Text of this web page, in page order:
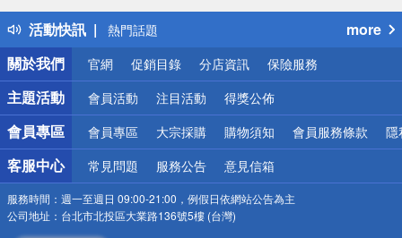
活動快訊
得獎公告
熱門話題
銀行優惠
偏遠地區配送
詐騙網頁！請小心！
more
關於我們
官網 促銷目錄 分店資訊 保險服務
主題活動 會員活動 注目活動 得獎公佈
會員專區 會員專區 大宗採購 購物須知 會員服務條款 隱
客服中心 常見問題 服務公告 意見信箱
服務時間： 週一至週日 09:00-21:00，例假日依網站公告為主
公司地址： 台北市北投區大業路136號5樓 (台灣)